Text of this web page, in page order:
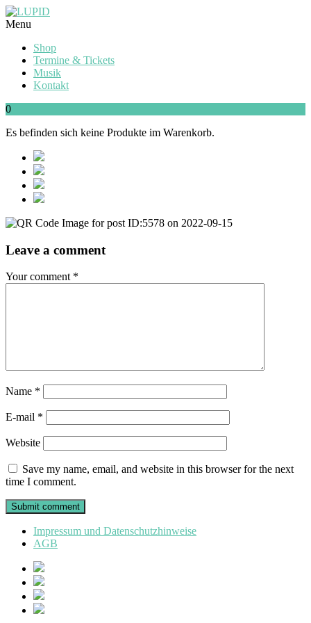
Menu
Shop
Termine & Tickets
Musik
Kontakt
0
Es befinden sich keine Produkte im Warenkorb.
Leave a comment
Your comment *
Name *
E-mail *
Website
Save my name, email, and website in this browser for the next
time I comment.
Impressum und Datenschutzhinweise
AGB